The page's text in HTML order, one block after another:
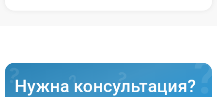
Нужна консультация?